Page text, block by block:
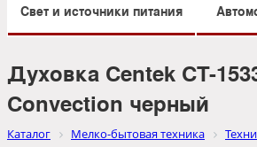
Свет и источники питания
Духовка Centek CT-
Convection черный
Каталог Мелко-бытовая техника